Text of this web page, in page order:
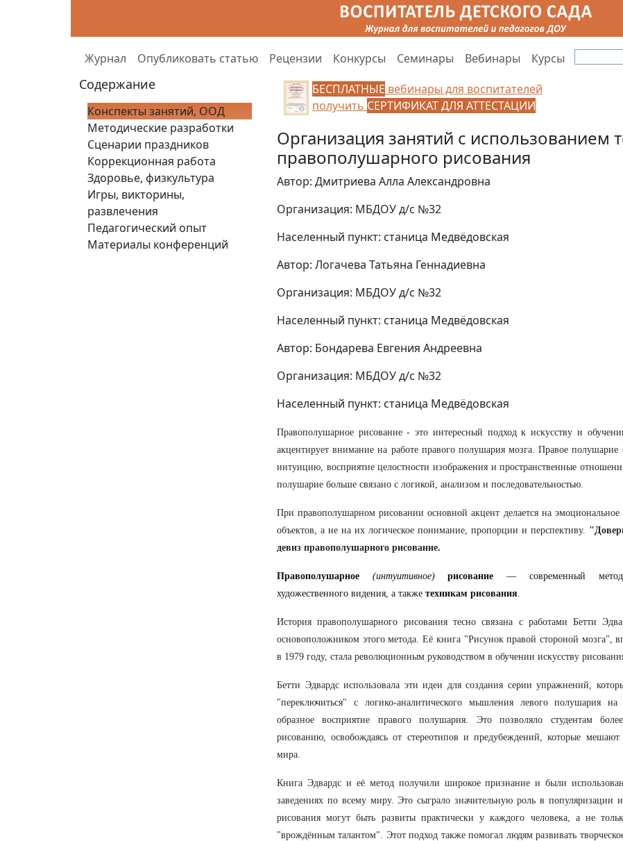
Журнал Опубликовать статью Рецензии Конкурсы Семинары Вебинары Курсы
Содержание
Конспекты занятий, ООД
Методические разработки
Сценарии праздников
Коррекционная работа
Здоровье, физкультура
Игры, викторины,
развлечения
Педагогический опыт
Материалы конференций
БЕСПЛАТНЫЕ вебинары для воспитателей
получить СЕРТИФИКАТ ДЛЯ АТТЕСТАЦИИ
Организация занятий с использованием
правополушарного рисования
Автор: Дмитриева Алла Александровна
Организация: МБДОУ д/с №32
Населенный пункт: станица Медвёдовская
Автор: Логачева Татьяна Геннадиевна
Организация: МБДОУ д/с №32
Населенный пункт: станица Медвёдовская
Автор: Бондарева Евгения Андреевна
Организация: МБДОУ д/с №32
Населенный пункт: станица Медвёдовская
Правополушарное рисование - это интересный подход к искусству и
акцентирует внимание на работе правого полушария мозга. Правое полушарие
интуицию, восприятие целостности изображения и пространственные
полушарие больше связано с логикой, анализом и последовательностью.
При правополушарном рисовании основной акцент делается на эмоциональное
объектов, а не на их логическое понимание, пропорции и перспективу.
девиз правополушарного рисование.
Правополушарное (интуитивное) рисование — современный метод
художественного видения, а также техникам рисования.
История правополушарного рисования тесно связана с работами Бетти
основоположником этого метода. Её книга "Рисунок правой стороной мозга",
в 1979 году, стала революционным руководством в обучении искусству
Бетти Эдвардс использовала эти идеи для создания серии упражнений,
"переключиться" с логико-аналитического мышления левого полушария
образное восприятие правого полушария. Это позволяло студентам
рисованию, освобождаясь от стереотипов и предубеждений, которые мешают
мира.
Книга Эдвардс и её метод получили широкое признание и были
заведениях по всему миру. Это сыграло значительную роль в популяризации
рисования могут быть развиты практически у каждого человека, а не
"врождённым талантом". Этот подход также помогал людям развивать